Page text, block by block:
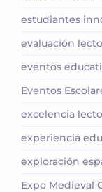
estudiantes
evaluación
eventos
Eventos
excelencia
experiencia
exploración
Expo Medieval